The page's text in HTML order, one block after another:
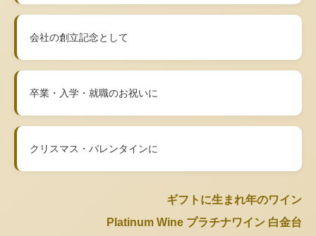
会社の創立記念として
卒業・入学・就職のお祝いに
クリスマス・バレンタインに
ギフトに生まれ年のワイン
Platinum Wine プラチナワイン 白金台